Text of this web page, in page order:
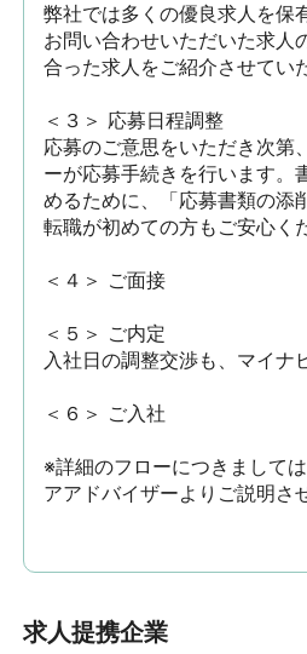
弊社では多くの優良求人を保
お問い合わせいただいた求人
合った求人をご紹介させてい
＜３＞ 応募日程調整
応募のご意思をいただき次第
ーが応募手続きを行います。
めるために、「応募書類の添
転職が初めての方もご安心く
＜４＞ ご面接
＜５＞ ご内定
入社日の調整交渉も、マイナ
＜６＞ ご入社
※詳細のフローにつきまして
アアドバイザーよりご説明さ
求人提携企業